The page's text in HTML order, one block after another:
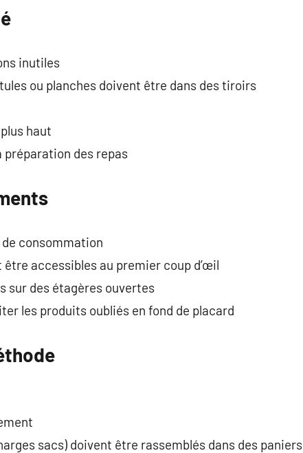
inutiles
ou planches doivent être dans des tiroirs
haut
préparation des repas
consommation
accessibles au premier coup d’œil
sur des étagères ouvertes
les produits oubliés en fond de placard
sacs) doivent être rassemblés dans des paniers